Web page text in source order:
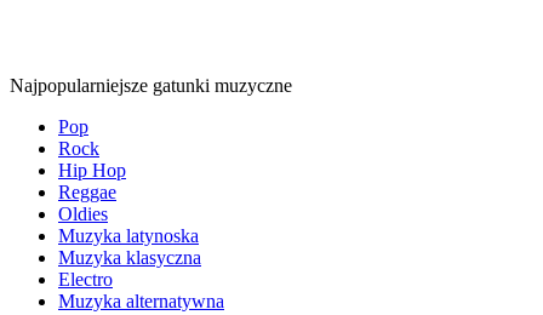
Najpopularniejsze gatunki muzyczne
Pop
Rock
Hip Hop
Reggae
Oldies
Muzyka latynoska
Muzyka klasyczna
Electro
Muzyka alternatywna